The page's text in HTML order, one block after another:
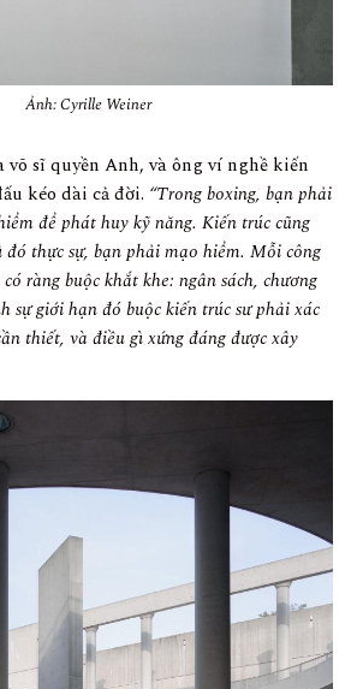
Ảnh: Cyrille Weiner
sĩ quyền Anh, và ông ví nghề kiến
kéo dài cả đời. “Trong boxing, bạn phải
để phát huy kỹ năng. Kiến trúc cũng
thực sự, bạn phải mạo hiểm. Mỗi công
ràng buộc khắt khe: ngân sách, chương
sự giới hạn đó buộc kiến trúc sư phải xác
thiết, và điều gì xứng đáng được xây